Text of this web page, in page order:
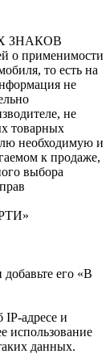
ЗНАКОВ
о применимости
то есть на
не
не
товарных
необходимую и
к продаже,
выбора
его «В
адресе и
использование
данных.